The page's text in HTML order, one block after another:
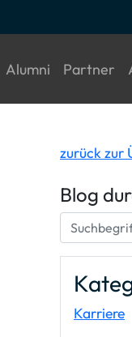
(current)
Alumni (current)
Partner
zurück zur
Blog
Karriere